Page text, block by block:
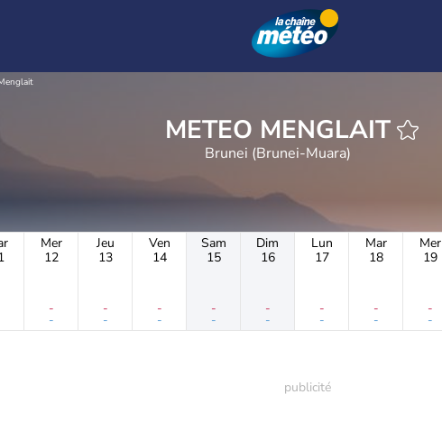
METEO MENGLAIT
Brunei (Brunei-Muara)
Mer
12
-
-
Jeu
13
-
-
Ven
14
-
-
Sam
15
-
-
Dim
16
-
-
Lun
17
-
-
Mar
18
-
-
Mer
19
-
-